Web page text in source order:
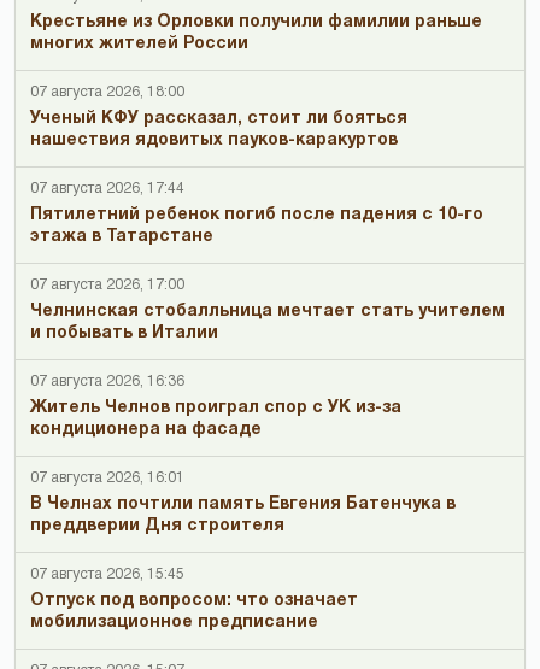
Крестьяне из Орловки получили фамилии раньше
многих жителей России
07 августа 2026, 18:00
Ученый КФУ рассказал, стоит ли бояться
нашествия ядовитых пауков-каракуртов
07 августа 2026, 17:44
Пятилетний ребенок погиб после падения с 10-го
этажа в Татарстане
07 августа 2026, 17:00
Челнинская стобалльница мечтает стать учителем
и побывать в Италии
07 августа 2026, 16:36
Житель Челнов проиграл спор с УК из-за
кондиционера на фасаде
07 августа 2026, 16:01
В Челнах почтили память Евгения Батенчука в
преддверии Дня строителя
07 августа 2026, 15:45
Отпуск под вопросом: что означает
мобилизационное предписание